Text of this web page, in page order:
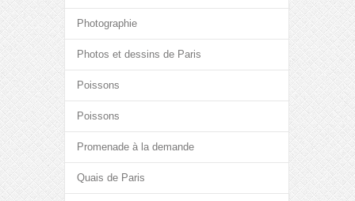
Photographie
Photos et dessins de Paris
Poissons
Poissons
Promenade à la demande
Quais de Paris